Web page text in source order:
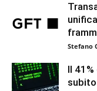
Stefano
Il